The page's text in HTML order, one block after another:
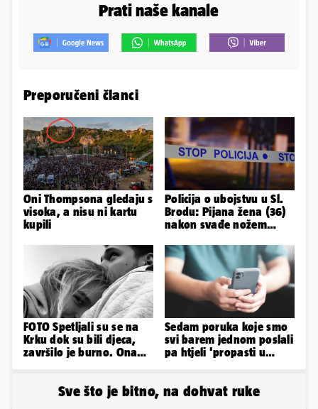
Prati naše kanale
Preporučeni članci
Oni Thompsona gledaju s
visoka, a nisu ni kartu
kupili
Policija o ubojstvu u Sl.
Brodu: Pijana žena (36)
nakon svađe nožem
FOTO Spetljali su se na
Krku dok su bili djeca,
završilo je burno. Ona
Sedam poruka koje smo
svi barem jednom poslali
pa htjeli 'propasti u
Sve što je bitno, na dohvat ruke